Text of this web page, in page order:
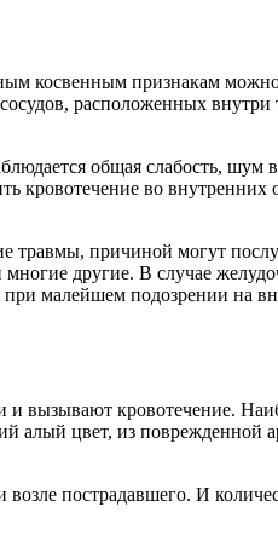
косвенным признакам
расположенных
общая слабость,
кровотечение во
травмы, причиной могут
другие. В случае
малейшем подозрении на
вызывают кровотечение.
алый цвет, из поврежденной
пострадавшего. И